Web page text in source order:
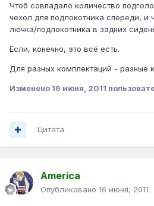
Чтоб совпадало количество
чехол для подлокотника спереди, и
лючка/подлокотника в задних
Если, конечно, это всё есть.
Для разных комплектаций - разные
Изменено 16 июня, 2011
Цитата
America
Опубликовано 16 июня, 2011